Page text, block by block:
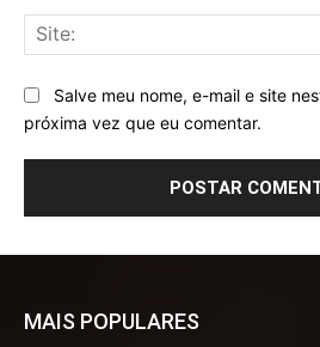
Salve meu nome, e-mail e site
próxima vez que eu comentar.
MAIS POPULARES